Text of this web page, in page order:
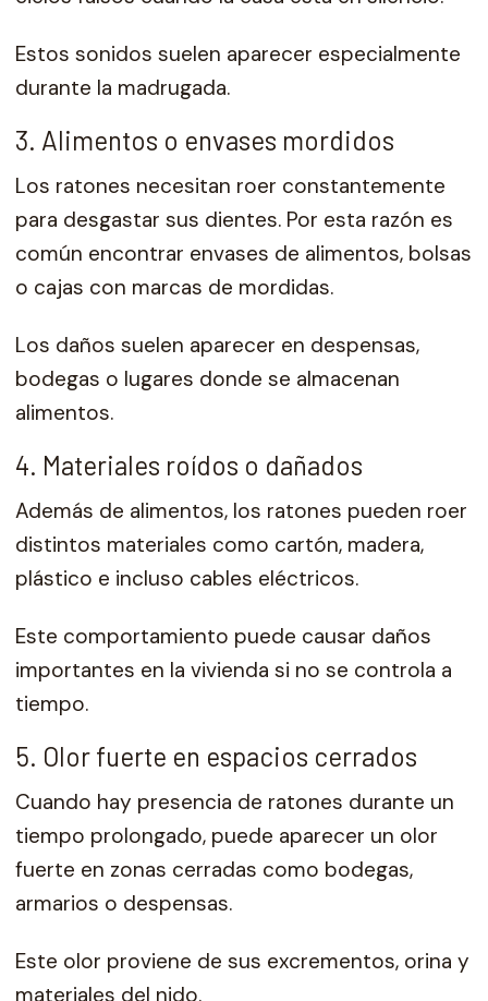
Estos sonidos suelen aparecer especialmente
durante la madrugada.
3. Alimentos o envases mordidos
Los ratones necesitan roer constantemente
para desgastar sus dientes. Por esta razón es
común encontrar envases de alimentos, bolsas
o cajas con marcas de mordidas.
Los daños suelen aparecer en despensas,
bodegas o lugares donde se almacenan
alimentos.
4. Materiales roídos o dañados
Además de alimentos, los ratones pueden roer
distintos materiales como cartón, madera,
plástico e incluso cables eléctricos.
Este comportamiento puede causar daños
importantes en la vivienda si no se controla a
tiempo.
5. Olor fuerte en espacios cerrados
Cuando hay presencia de ratones durante un
tiempo prolongado, puede aparecer un olor
fuerte en zonas cerradas como bodegas,
armarios o despensas.
Este olor proviene de sus excrementos, orina y
materiales del nido.